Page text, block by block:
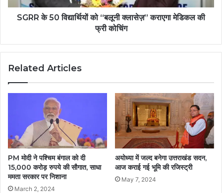
SGRR के 50 विद्यार्थियों को “बलूनी क्लासेज़” कराएगा मेडिकल की
फ्री कोचिंग
Related Articles
PM मोदी ने पश्चिम बंगाल को दी
15,000 करोड़ रुपये की सौगात, साधा
ममता सरकार पर निशाना
March 2, 2024
अयोध्या में जल्द बनेगा उत्तराखंड सदन,
आज कराई गई भूमि की रजिस्ट्री
May 7, 2024